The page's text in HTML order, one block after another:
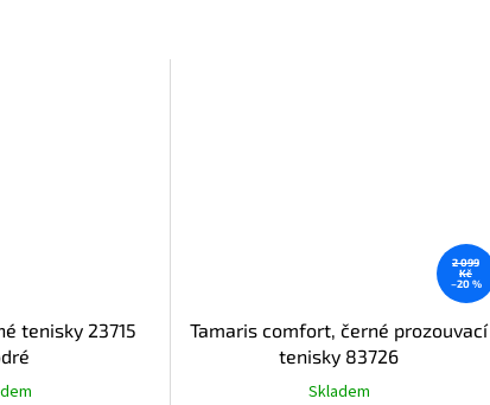
tenisky 23715
2 099
Kč
–20 %
Tamaris comfort, černé prozouvací
tenisky 83726
Skladem